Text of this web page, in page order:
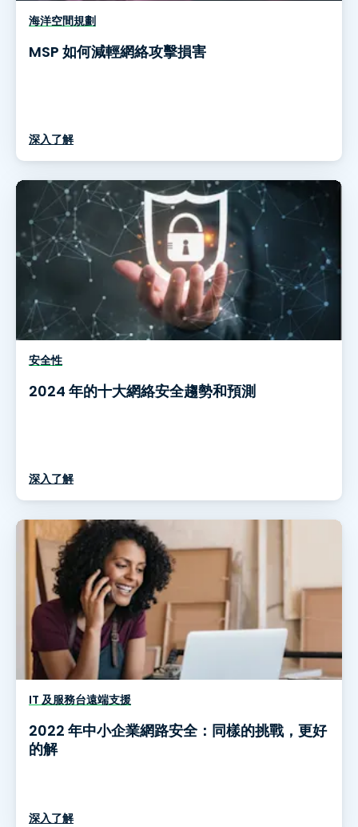
海洋空間規劃
MSP 如何減輕網絡攻擊損害
深入了解
安全性
2024 年的十大網絡安全趨勢和預測
深入了解
IT 及服務台遠端支援
2022 年中小企業網路安全：同樣的挑戰，更好
的解
深入了解